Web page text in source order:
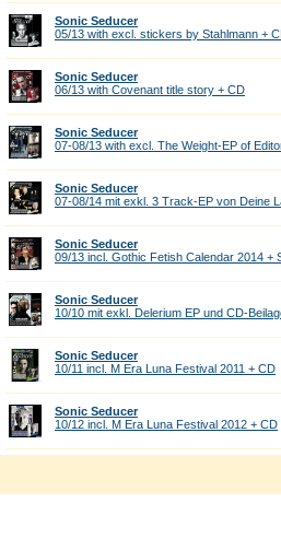
Sonic Seducer
05/13 with excl. stickers by Stahlmann +
Sonic Seducer
06/13 with Covenant title story + CD
Sonic Seducer
07-08/13 with excl. The Weight-EP of
Sonic Seducer
07-08/14 mit exkl. 3 Track-EP von Deine
Sonic Seducer
09/13 incl. Gothic Fetish Calendar 2014 +
Sonic Seducer
10/10 mit exkl. Delerium EP und CD-
Sonic Seducer
10/11 incl. M Era Luna Festival 2011 + CD
Sonic Seducer
10/12 incl. M Era Luna Festival 2012 + CD